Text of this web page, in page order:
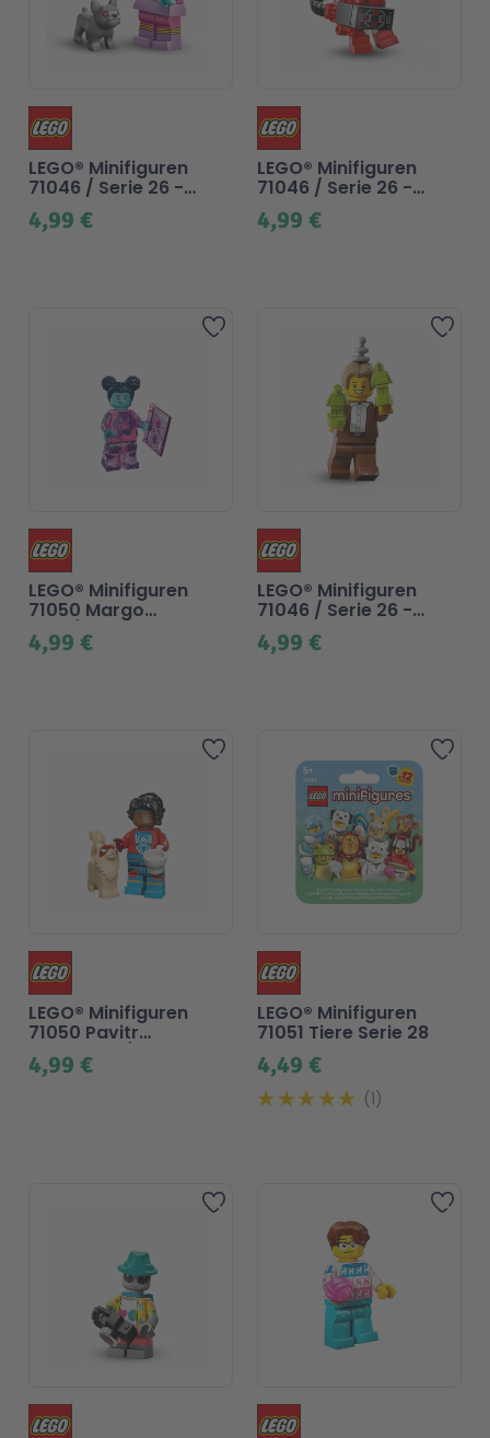
4,99 €
LEGO® Minifiguren
71046 / Serie 26 -
Retro-Weltraumheldin 4,99 €
LEGO® Minifiguren
71046 / Serie 26 -
M:Tron Power-Mech
Zur Wunschliste
4,99 €
LEGO® Minifiguren
71050 Margo
Kess/Spider-Byte 4,99 €
LEGO® Minifiguren
71046 / Serie 26 -
Schwindler
Zur Wunschliste
4,99 €
LEGO® Minifiguren
71050 Pavitr
Prabhakar/Spider-
Man India 4,49 €
LEGO® Minifiguren
71051 Tiere Serie 28
1
Zur Wunschliste